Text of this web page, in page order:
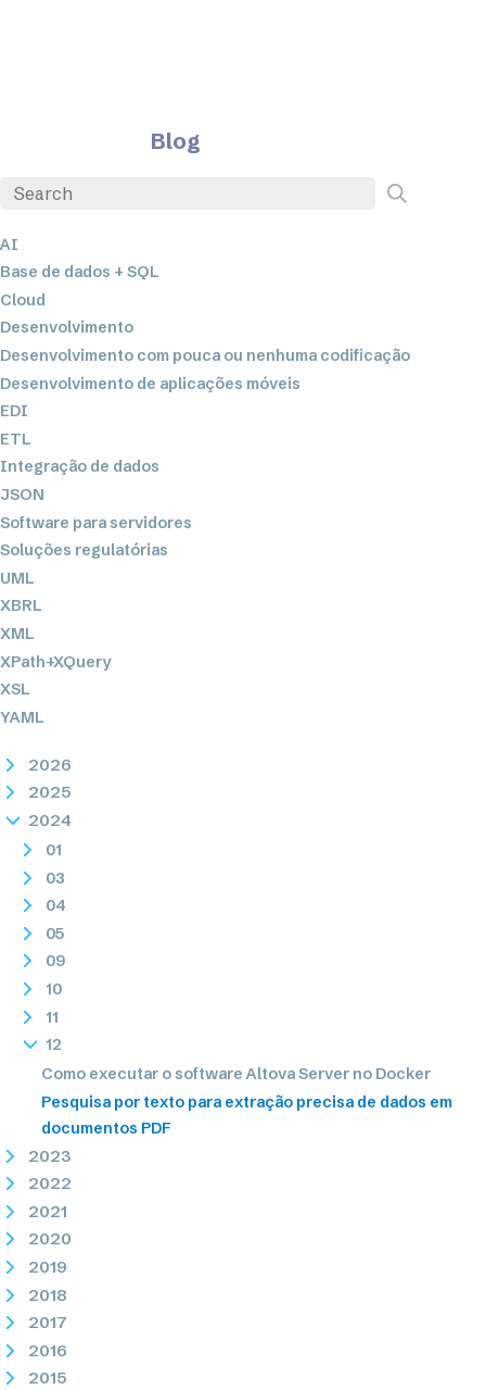
Blog
AI
Base de dados + SQL
Cloud
Desenvolvimento
Desenvolvimento com pouca ou nenhuma codificação
Desenvolvimento de aplicações móveis
EDI
ETL
Integração de dados
JSON
Software para servidores
Soluções regulatórias
UML
XBRL
XML
XPath+XQuery
XSL
YAML
2026
2025
2024
01
03
04
05
09
10
11
12
Como executar o software Altova Server no Docker
Pesquisa por texto para extração precisa de dados em
documentos PDF
2023
2022
2021
2020
2019
2018
2017
2016
2015